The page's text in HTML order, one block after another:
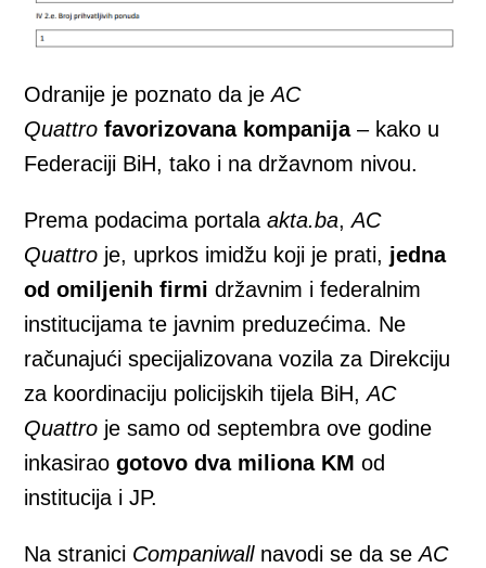
Odranije je poznato da jeAC
Quattro favorizovana kompanija– kako u
Federaciji BiH, tako i na državnom nivou.
Prema podacima portalaakta.ba,AC
Quattro je, uprkos imidžu koji je prati, jedna
od omiljenih firmidržavnim i federalnim
institucijama te javnim preduzećima. Ne
računajući specijalizovana vozila za Direkciju
za koordinaciju policijskih tijela BiH,AC
Quattro je samo od septembra ove godine
inkasiraogotovo dva miliona KM od
institucija i JP.
Na stranici Companiwallnavodi se da seAC